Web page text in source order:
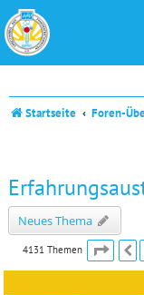
Startseite Foren-
Neues Thema
4131 Themen Seite